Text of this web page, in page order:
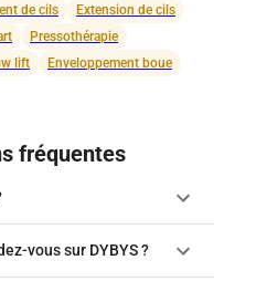
de cils
Extension de cils
Pressothérapie
lift
Enveloppement boue
fréquentes
vous sur DYBYS ?